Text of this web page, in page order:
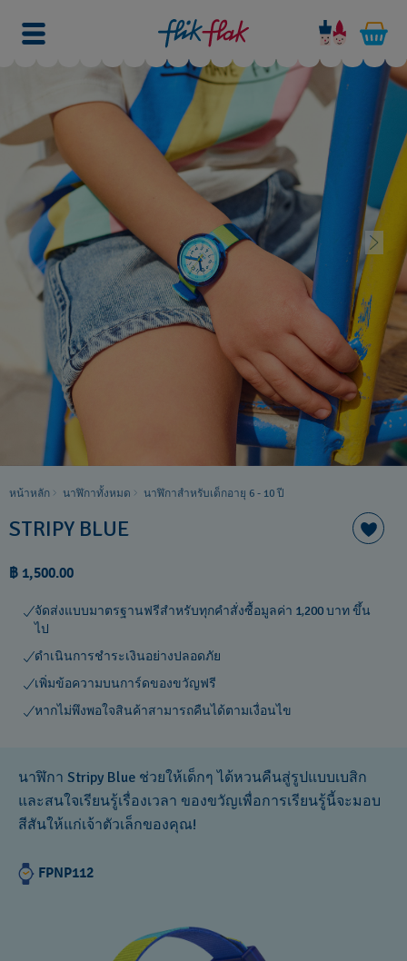
หน้าหลัก นาฬิกาทั้งหมด นาฬิกาสำหรับเด็กอายุ 6 - 10 ปี​
STRIPY BLUE
฿ 1,500.00
จัดส่งแบบมาตรฐานฟรีสำหรับทุกคำสั่งซื้อมูลค่า 1,200 บาท ขึ้น
ไป
ดำเนินการชำระเงินอย่างปลอดภัย
เพิ่มข้อความบนการ์ดของขวัญฟรี
หากไม่พึงพอใจสินค้าสามารถคืนได้ตามเงื่อนไข
นาฬิกา Stripy Blue ช่วยให้เด็กๆ ได้หวนคืนสู่รูปแบบเบสิก
และสนใจเรียนรู้เรื่องเวลา ของขวัญเพื่อการเรียนรู้นี้จะมอบ
สีสันให้แก่เจ้าตัวเล็กของคุณ!
FPNP112